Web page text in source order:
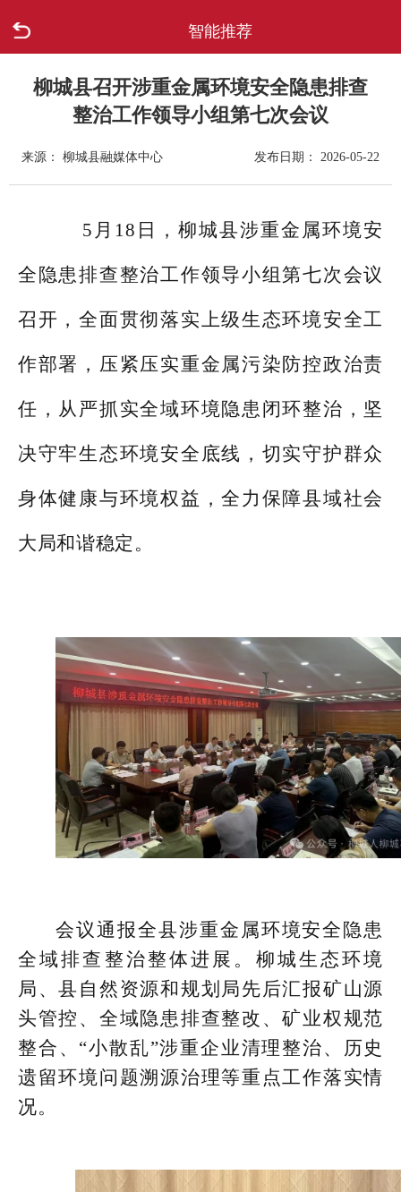
智能推荐
走进柳城
政府信息公开
互动回应
数据专题
柳城县召开涉重金属环境安全隐患排查
整治工作领导小组第七次会议
来源： 柳城县融媒体中心 发布日期： 2026-05-22
5月18日，柳城县涉重金属环境安
全隐患排查整治工作领导小组第七次会议
召开，全面贯彻落实上级生态环境安全工
作部署，压紧压实重金属污染防控政治责
任，从严抓实全域环境隐患闭环整治，坚
决守牢生态环境安全底线，切实守护群众
身体健康与环境权益，全力保障县域社会
大局和谐稳定。
会议通报全县涉重金属环境安全隐患
全域排查整治整体进展。柳城生态环境
局、县自然资源和规划局先后汇报矿山源
头管控、全域隐患排查整改、矿业权规范
整合、“小散乱”涉重企业清理整治、历史
遗留环境问题溯源治理等重点工作落实情
况。